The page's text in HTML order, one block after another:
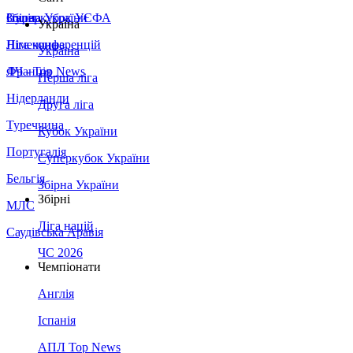
Збірна України
Італія
Німеччина
Франція
Нідерланди
Туреччина
Португалія
Бельгія
МЛС
Саудівська Аравія
Суперкубок УЄФА
Ліга конференцій
ЛЧ - Top News
Україна
Україна
Перша ліга
Друга ліга
Кубок України
Суперкубок України
Збірна України
Збірні
Ліга націй
ЧС 2026
Чемпіонати
Англія
Іспанія
АПЛ Top News